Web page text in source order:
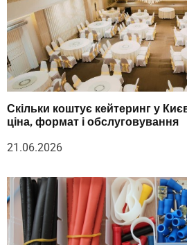
Скільки коштує кейтеринг у
ціна, формат і обслуговування
21.06.2026